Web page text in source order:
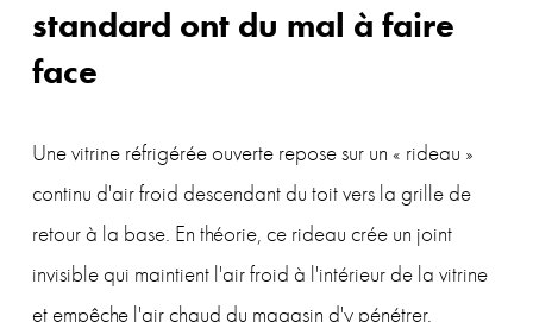
standard ont du mal à faire
face
Une vitrine réfrigérée ouverte repose sur un « rideau »
continu d'air froid descendant du toit vers la grille de
retour à la base. En théorie, ce rideau crée un joint
invisible qui maintient l'air froid à l'intérieur de la vitrine
et empêche l'air chaud du magasin d'y pénétrer.